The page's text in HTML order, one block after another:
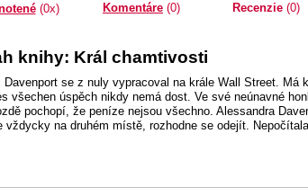
(0x) Komentáre (0) Recenzie(0)
knihy: Král chamtivosti
Davenport se z nuly vypracoval na krále Wall Street.
všechen úspěch nikdy nemá dost. Ve své neúnavné
pochopí, že peníze nejsou všechno. Alessandra
vždycky na druhém místě, rozhodne se odejít.